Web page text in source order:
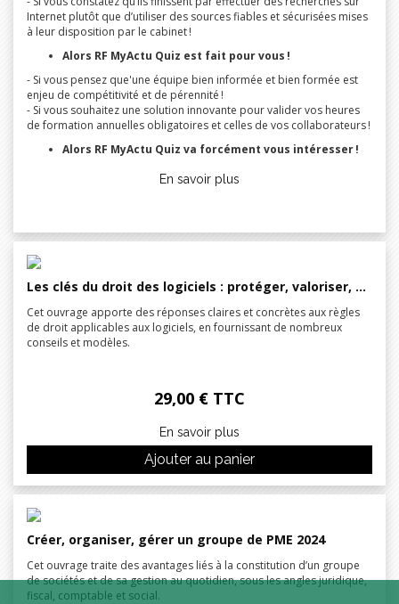
Internet plutôt que d’utiliser des sources fiables et sécurisées mises
à leur disposition par le cabinet !
Alors RF MyActu Quiz est fait pour vous !
- Si vous pensez que'une équipe bien informée et bien formée est
enjeu de compétitivité et de pérennité !
- Si vous souhaitez une solution innovante pour valider vos heures
de formation annuelles obligatoires et celles de vos collaborateurs !
Alors RF MyActu Quiz va forcément vous intéresser !
En savoir plus
Les clés du droit des logiciels : protéger, valoriser, exploiter 2026
Cet ouvrage apporte des réponses claires et concrètes aux règles
de droit applicables aux logiciels, en fournissant de nombreux
conseils et modèles.
29,00 € TTC
En savoir plus
Ajouter au panier
Créer, organiser, gérer un groupe de PME 2024
Cet ouvrage traite des avantages liés à la constitution d’un groupe
de sociétés et de sa gestion au quotidien, sous les angles juridique,
fiscal, comptable et social.